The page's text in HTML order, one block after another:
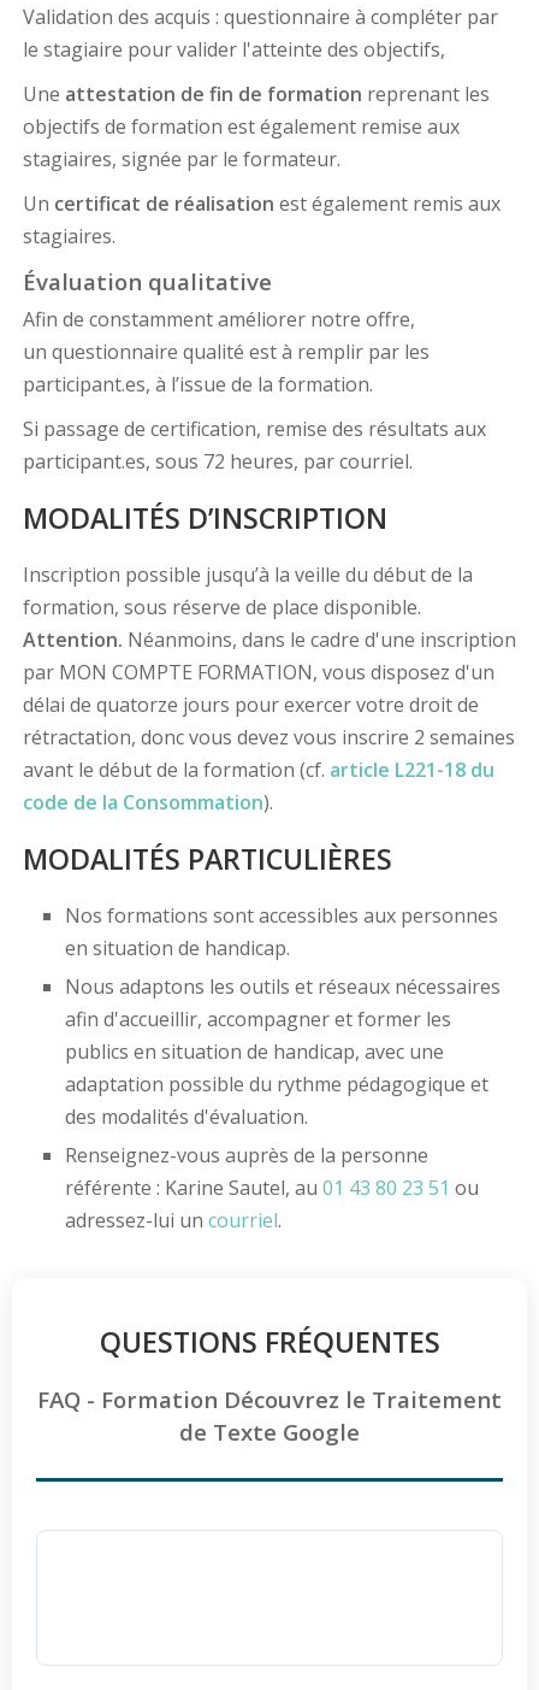
Validation des acquis : questionnaire à compléter par
le stagiaire pour valider l'atteinte des objectifs,
Une attestation de fin de formation reprenant les
objectifs de formation est également remise aux
stagiaires, signée par le formateur.
Un certificat de réalisation est également remis aux
stagiaires.
Évaluation qualitative
Afin de constamment améliorer notre offre,
un questionnaire qualité est à remplir par les
participant.es, à l’issue de la formation.
Si passage de certification, remise des résultats aux
participant.es, sous 72 heures, par courriel.
MODALITÉS D’INSCRIPTION
Inscription possible jusqu’à la veille du début de la
formation, sous réserve de place disponible.
Attention. Néanmoins, dans le cadre d'une inscription
par MON COMPTE FORMATION, vous disposez d'un
délai de quatorze jours pour exercer votre droit de
rétractation, donc vous devez vous inscrire 2 semaines
avant le début de la formation (cf. article L221-18 du
code de la Consommation).
MODALITÉS PARTICULIÈRES
Nos formations sont accessibles aux personnes
en situation de handicap.
Nous adaptons les outils et réseaux nécessaires
afin d'accueillir, accompagner et former les
publics en situation de handicap, avec une
adaptation possible du rythme pédagogique et
des modalités d'évaluation.
Renseignez-vous auprès de la personne
référente : Karine Sautel, au 01 43 80 23 51 ou
adressez-lui un courriel.
QUESTIONS FRÉQUENTES
FAQ - Formation Découvrez le Traitement
de Texte Google